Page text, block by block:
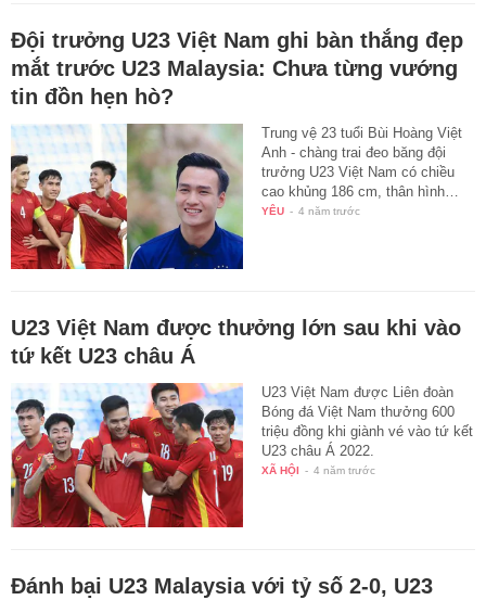
Đội trưởng U23 Việt Nam ghi bàn thắng đẹp
mắt trước U23 Malaysia: Chưa từng vướng
tin đồn hẹn hò?
Trung vệ 23 tuổi Bùi Hoàng Việt
Anh - chàng trai đeo băng đội
trưởng U23 Việt Nam có chiều
cao khủng 186 cm, thân hình…
YÊU - 4 năm trước
U23 Việt Nam được thưởng lớn sau khi vào
tứ kết U23 châu Á
U23 Việt Nam được Liên đoàn
Bóng đá Việt Nam thưởng 600
triệu đồng khi giành vé vào tứ kết
U23 châu Á 2022.
XÃ HỘI - 4 năm trước
Đánh bại U23 Malaysia với tỷ số 2-0, U23